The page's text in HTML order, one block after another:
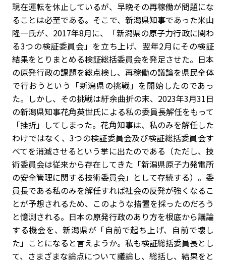
現在運転を休止しているが、早晩その再稼働が問題にな
ることは必至である。そこで、新潟県知事であった米山
隆一氏が、2017年8月に、「新潟県の原子力行政に関わ
る3つの検証委員会」を立ち上げ、翌年2月にその検証
結果をとりまとめる検証総括委員会を発足させた。日本
の原発行政の課題を総点検し、再稼働の議論を県民全体
で行おうという「新潟県の挑戦」を開始したのであっ
た。しかし、その挑戦は紆余曲折の末、2023年3月31日
の新潟県知事花角英世氏による私の委員長解任をもって
「挫折」してしまった。花角知事は、私のみを解任した
わけではなく、3つの検証委員会及び検証総括委員会す
べてを消滅させるという挙に出たのである（ただし、技
術委員会は従来から存在してきた「新潟県原子力発電所
の安全管理に関する技術委員会」として存続する）。委
員長である私のみを解任すれば社会の反発が強くなるこ
とが予想されるため、このような措置を採ったのだろう
と憶測される。日本の原発行政のあり方を根底から議論
する機会を、新潟県が「自前で起ち上げ、自前で壊し
た」ことになると言えようか。私も検証総括委員長とし
て、さまざまな論点について議論し、総括し、結果をと